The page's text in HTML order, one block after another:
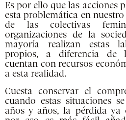
Es por ello que las acciones
esta problemática en
de las colectivas
organizaciones de la
mayoría realizan estas
propios, a diferencia de
cuentan con recursos
a esta realidad.
Cuesta conservar el
cuando estas situaciones
años y años, la pérdida ya